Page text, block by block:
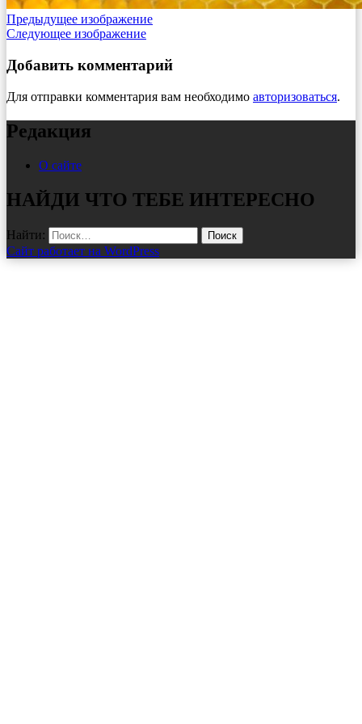
Предыдущее изображение
Следующее изображение
Добавить комментарий
Для отправки комментария вам необходимо авторизоваться.
Редакция
О сайте
НАЙДИ ЧТО ТЕБЕ ИНТЕРЕСНО
Найти:
Сайт работает на WordPress